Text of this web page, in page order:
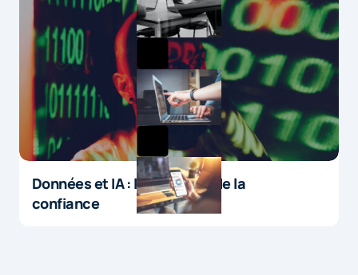
Données et IA : le paradoxe de la
confiance